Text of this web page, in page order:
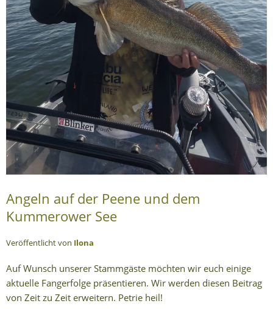
Angeln auf der Peene und dem
Kummerower See
Veröffentlicht von Ilona
Auf Wunsch unserer Stammgäste möchten wir euch einige
aktuelle Fangerfolge präsentieren. Wir werden diesen Beitrag
von Zeit zu Zeit erweitern. Petrie heil!